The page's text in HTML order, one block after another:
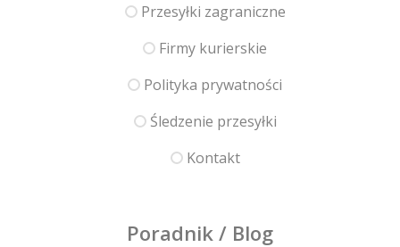
Przesyłki zagraniczne
Firmy kurierskie
Polityka prywatności
Śledzenie przesyłki
Kontakt
Poradnik / Blog